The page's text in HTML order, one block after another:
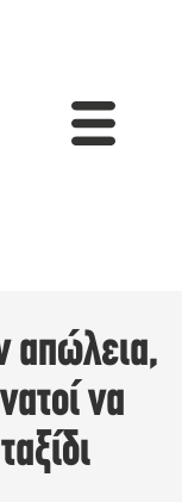
απώλεια,
να